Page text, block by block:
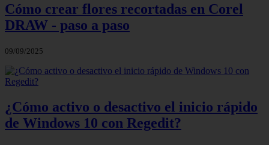
Cómo crear flores recortadas en Corel
DRAW - paso a paso
09/09/2025
¿Cómo activo o desactivo el inicio rápido
de Windows 10 con Regedit?